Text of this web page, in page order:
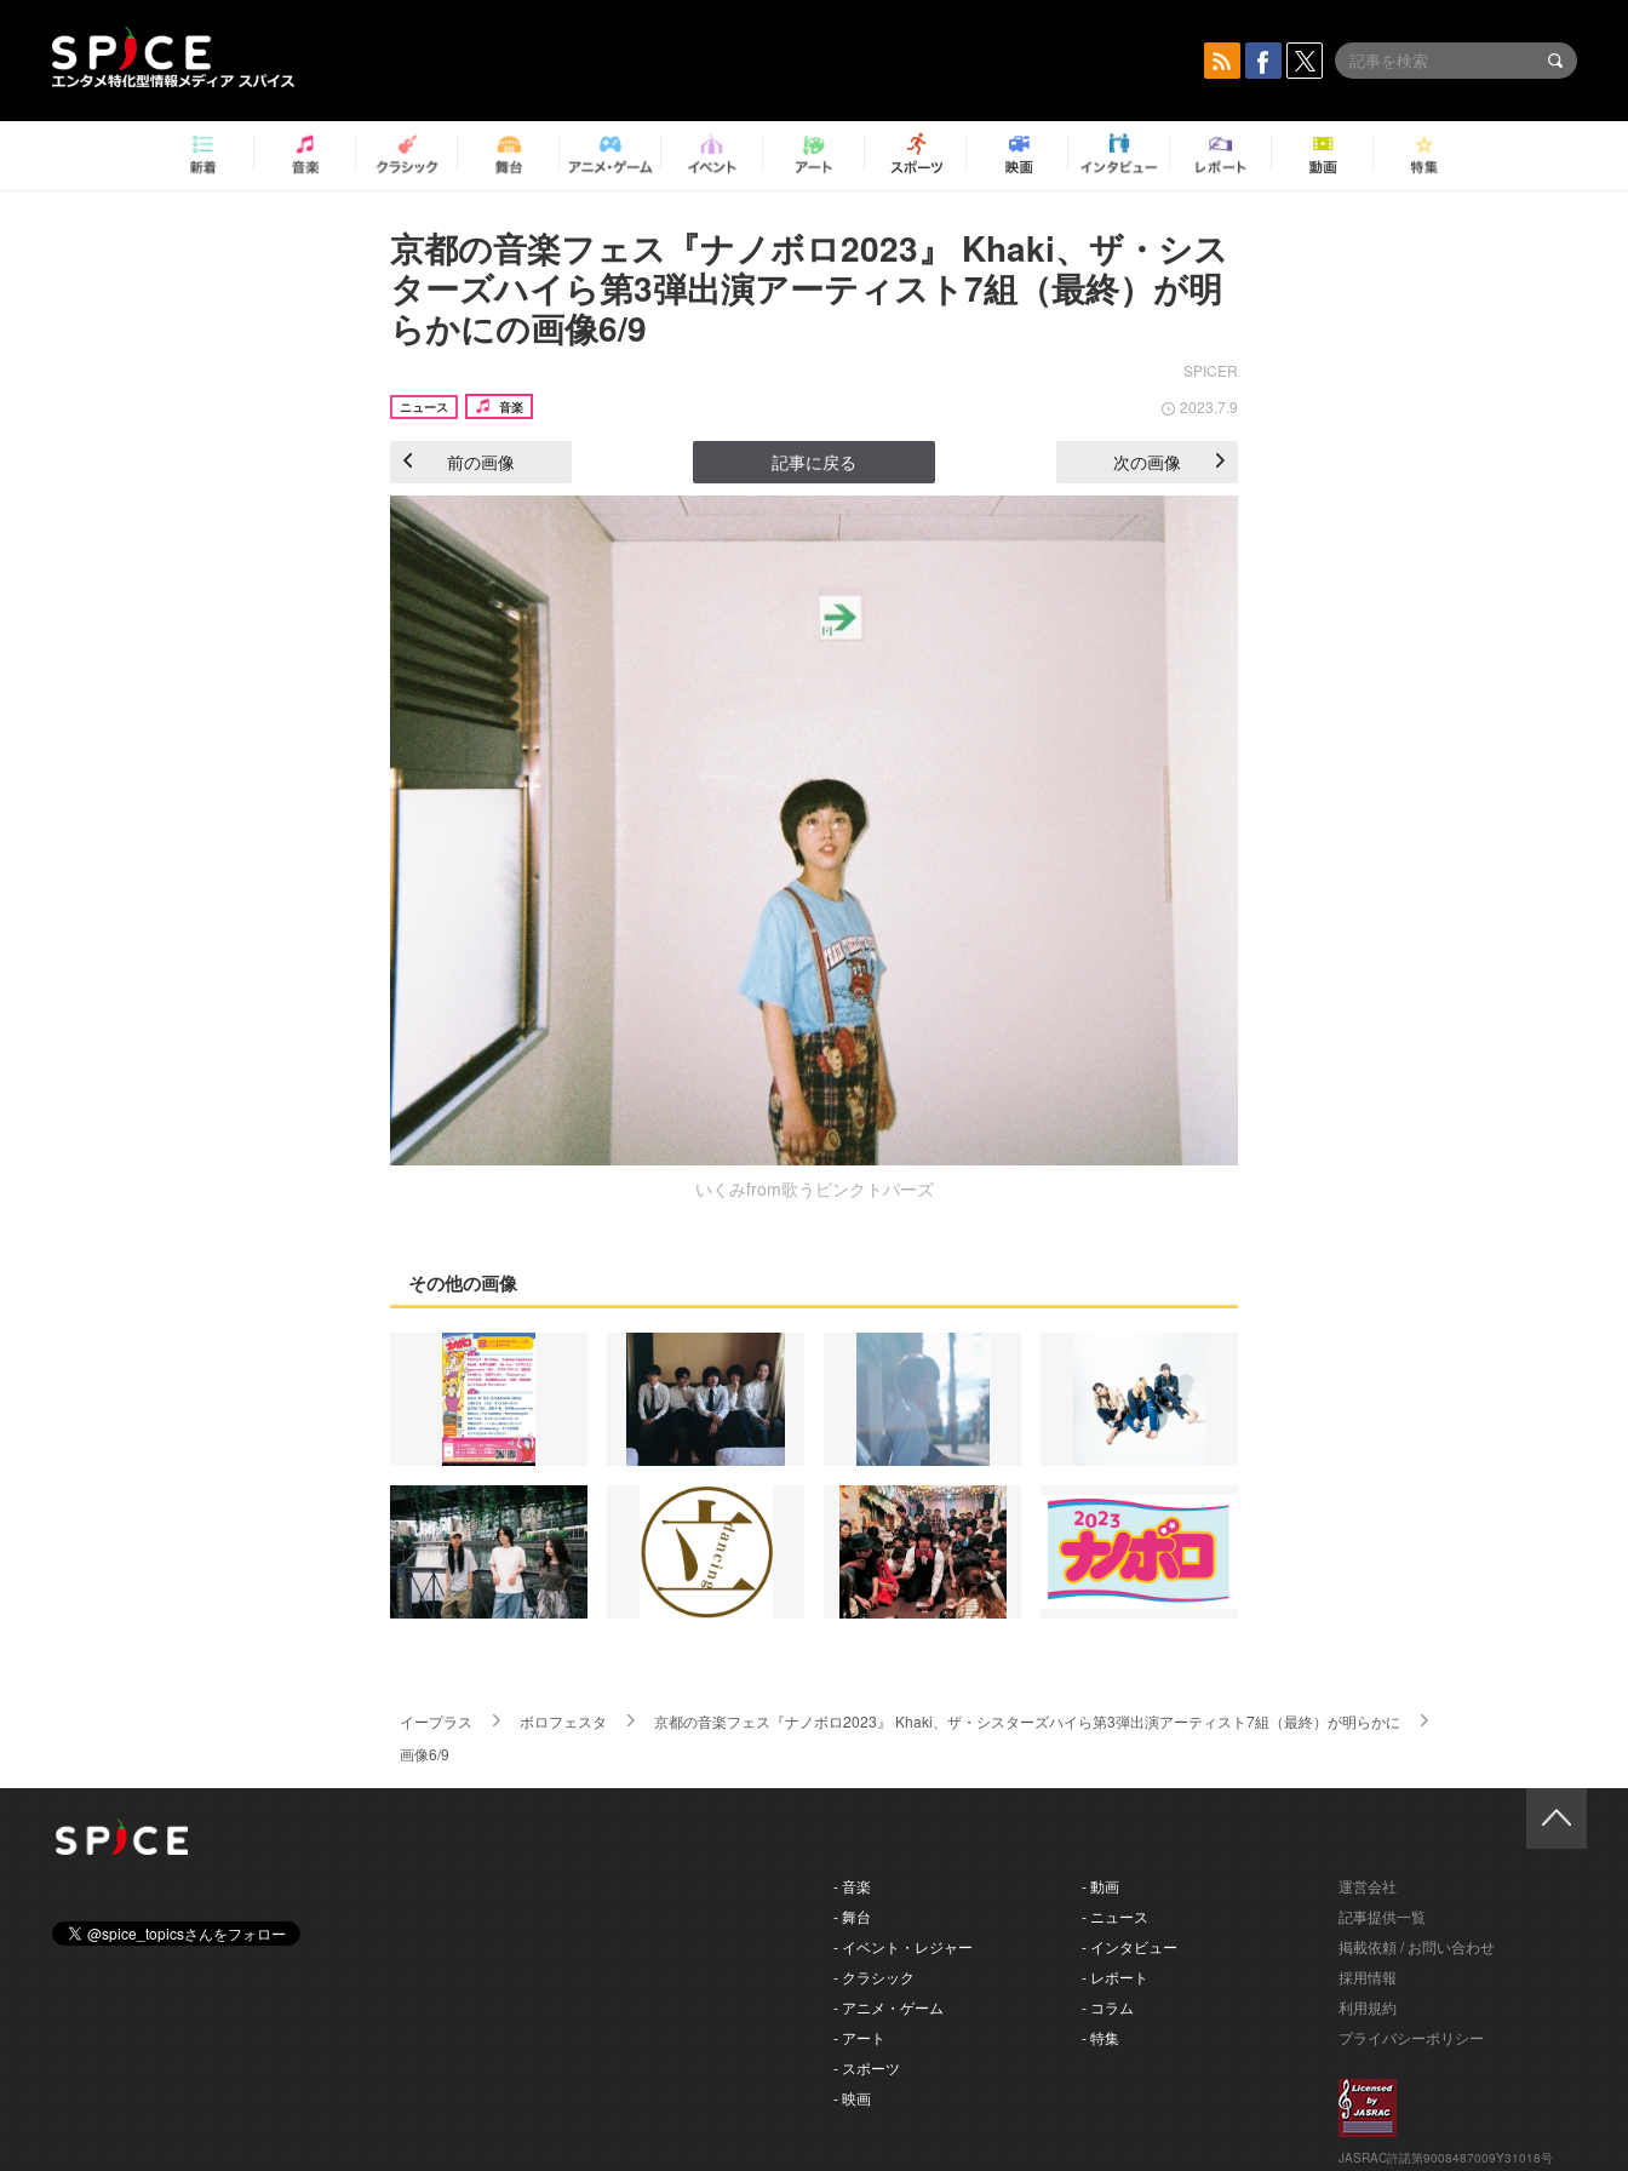
京都の音楽フェス『ナノボロ2023』 Khaki、ザ・シス
ターズハイら第3弾出演アーティスト7組（最終）が明
らかにの画像6/9
SPICER
ニュース 音楽 2023.7.9
前の画像 記事に戻る 次の画像
いくみfrom歌うピンクトパーズ
その他の画像
イープラス ボロフェスタ
京都の音楽フェス『ナノボロ2023』 Khaki、ザ・シスターズハイら第3弾出演アーティスト7組（最終）が明らかに
画像6/9
- 音楽
- 舞台
- イベント・レジャー
- クラシック
- アニメ・ゲーム
- アート
- スポーツ
- 映画
- 動画
- ニュース
- インタビュー
- レポート
- コラム
- 特集
運営会社
記事提供一覧
掲載依頼 / お問い合わせ
採用情報
利用規約
プライバシーポリシー
JASRAC許諾第9008487009Y31018号